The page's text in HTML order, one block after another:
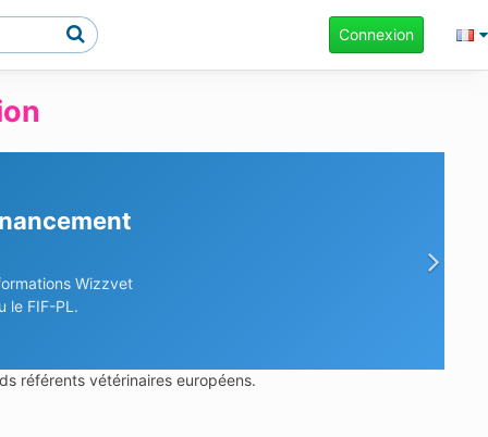
Connexion
?
en charge.
référents vétérinaires européens.